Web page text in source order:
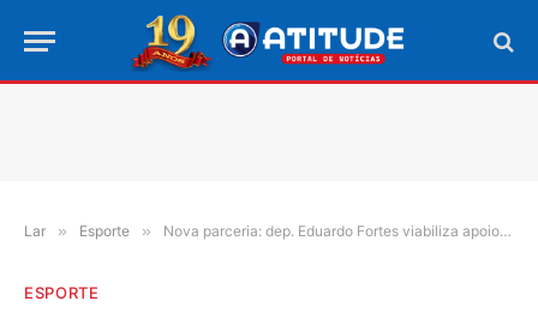
Lar » Esporte » Nova parceria: dep. Eduardo Fortes viabiliza apoio da Casa São Paulo para escolinha de futebol em Gurupi
ESPORTE